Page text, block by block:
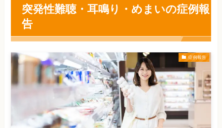
突発性難聴・耳鳴り・めまいの症例報
告
症例報告